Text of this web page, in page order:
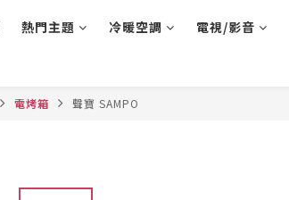
熱門主題 冷暖空調 電視/影音
電烤箱 聲寶 SAMPO